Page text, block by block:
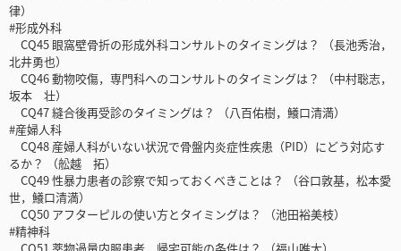
律）
#形成外科
CQ45 眼窩壁骨折の形成外科コンサルトのタイミングは？ （長池秀治，
北井勇也）
CQ46 動物咬傷，専門科へのコンサルトのタイミングは？ （中村聡志，
坂本 壮）
CQ47 縫合後再受診のタイミングは？ （八百佑樹，鱶口清満）
#産婦人科
CQ48 産婦人科がいない状況で骨盤内炎症性疾患（PID）にどう対応す
るか？ （舩越 拓）
CQ49 性暴力患者の診察で知っておくべきことは？ （谷口敦基，松本愛
世，鱶口清満）
CQ50 アフターピルの使い方とタイミングは？ （池田裕美枝）
#精神科